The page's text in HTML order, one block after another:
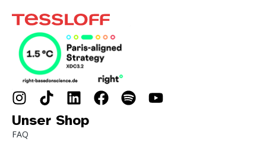
Unser Shop
FAQ